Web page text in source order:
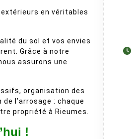
en véritables
du sol et vos envies
Grâce à notre
assurons une
organisation des
l’arrosage : chaque
propriété à Rieumes.
!